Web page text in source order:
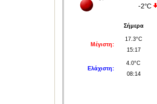
-2°C
Σήμερα
Μέγιστη:
17.3°C
15:17
Ελάχιστη:
4.0°C
08:14